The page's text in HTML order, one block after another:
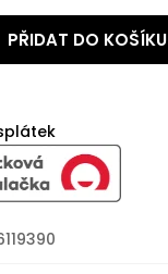
PŘIDAT DO KOŠÍKU